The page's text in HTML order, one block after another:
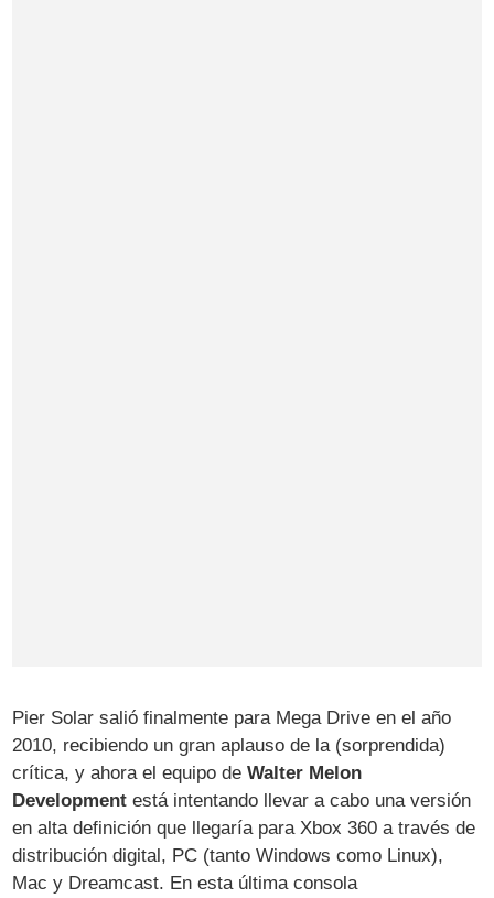
Pier Solar salió finalmente para Mega Drive en el año
2010, recibiendo un gran aplauso de la (sorprendida)
crítica, y ahora el equipo deWalter Melon
Development está intentando llevar a cabo una versión
en alta definición que llegaría para Xbox 360 a través de
distribución digital, PC (tanto Windows como Linux),
Mac y Dreamcast. En esta última consola